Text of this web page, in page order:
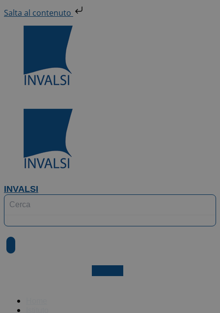
Salta al contenuto
al
INVALSI
Search